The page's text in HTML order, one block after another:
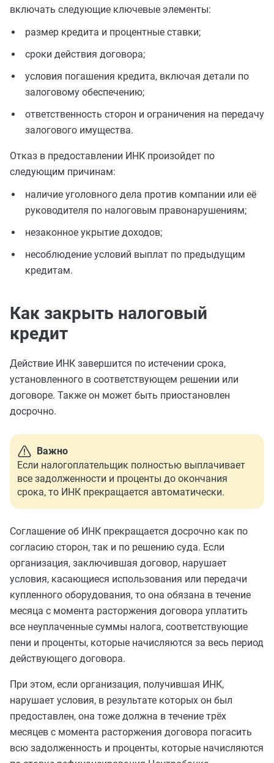
включать следующие ключевые элементы:
размер кредита и процентные ставки;
сроки действия договора;
условия погашения кредита, включая детали по
залоговому обеспечению;
ответственность сторон и ограничения на передачу
залогового имущества.
Отказ в предоставлении ИНК произойдет по
следующим причинам:
наличие уголовного дела против компании или её
руководителя по налоговым правонарушениям;
незаконное укрытие доходов;
несоблюдение условий выплат по предыдущим
кредитам.
Как закрыть налоговый
кредит
Действие ИНК завершится по истечении срока,
установленного в соответствующем решении или
договоре. Также он может быть приостановлен
досрочно.
Важно
Если налогоплательщик полностью выплачивает
все задолженности и проценты до окончания
срока, то ИНК прекращается автоматически.
Соглашение об ИНК прекращается досрочно как по
согласию сторон, так и по решению суда. Если
организация, заключившая договор, нарушает
условия, касающиеся использования или передачи
купленного оборудования, то она обязана в течение
месяца с момента расторжения договора уплатить
все неуплаченные суммы налога, соответствующие
пени и проценты, которые начисляются за весь период
действующего договора.
При этом, если организация, получившая ИНК,
нарушает условия, в результате которых он был
предоставлен, она тоже должна в течение трёх
месяцев с момента расторжения договора погасить
всю задолженность и проценты, которые начисляются